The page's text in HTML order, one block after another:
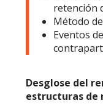
retención
Método
Eventos
Desglose del
estructuras de